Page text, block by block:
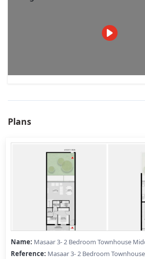
Plans
Masaar 3- 2 Bedroom Townhouse
Masaar 3- 2 Bedroom